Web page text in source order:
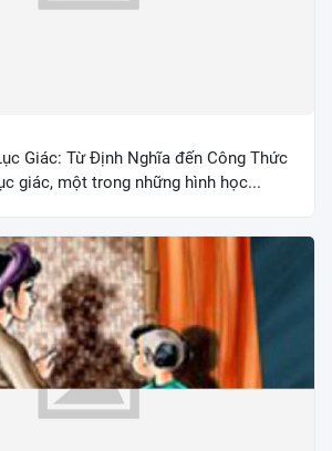
Giác: Từ Định Nghĩa đến Công Thức
giác, một trong những hình học...